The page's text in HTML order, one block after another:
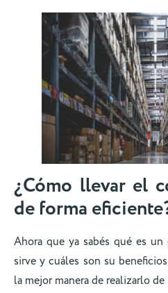
¿Cómo llevar el
de forma
Ahora que ya sabés qué es
sirve y cuáles son su
la mejor manera de realizarlo